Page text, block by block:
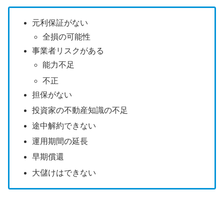
元利保証がない
全損の可能性
事業者リスクがある
能力不足
不正
担保がない
投資家の不動産知識の不足
途中解約できない
運用期間の延長
早期償還
大儲けはできない